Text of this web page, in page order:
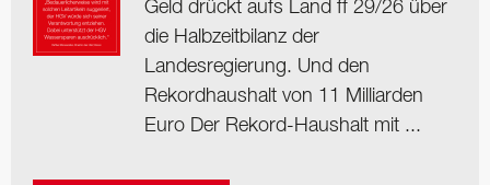
Geld drückt aufs Land ff 29/26 über
die Halbzeitbilanz der
Landesregierung. Und den
Rekordhaushalt von 11 Milliarden
Euro Der Rekord-Haushalt mit ...